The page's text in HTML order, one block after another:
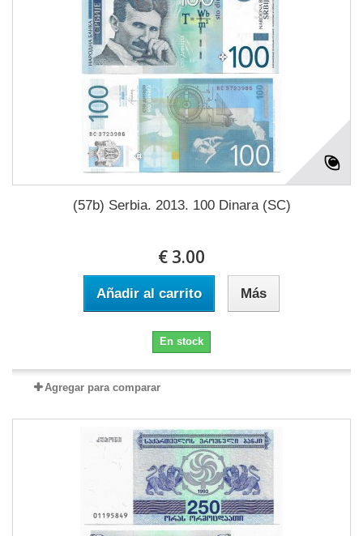
(57b) Serbia. 2013. 100 Dinara (SC)
€ 3.00
Añadir al carrito Más
En stock
Agregar para comparar